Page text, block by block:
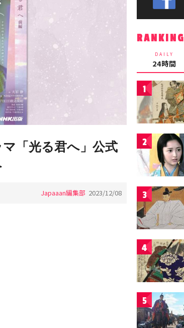
「光る君へ」公式
Japaaan編集部 2023/12/08
RANKING
DAILY
24時間
1
2
3
4
5